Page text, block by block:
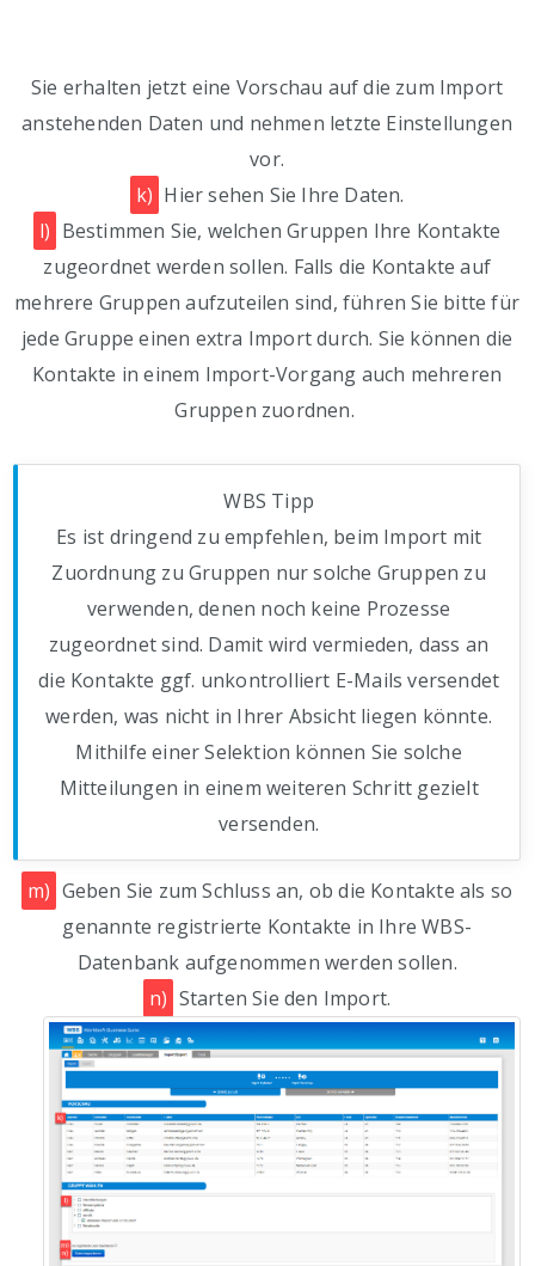
Sie erhalten jetzt eine Vorschau auf die zum Import
anstehenden Daten und nehmen letzte Einstellungen
vor.
k) Hier sehen Sie Ihre Daten.
l) Bestimmen Sie, welchen Gruppen Ihre Kontakte
zugeordnet werden sollen. Falls die Kontakte auf
mehrere Gruppen aufzuteilen sind, führen Sie bitte für
jede Gruppe einen extra Import durch. Sie können die
Kontakte in einem Import-Vorgang auch mehreren
Gruppen zuordnen.
WBS Tipp
Es ist dringend zu empfehlen, beim Import mit
Zuordnung zu Gruppen nur solche Gruppen zu
verwenden, denen noch keine Prozesse
zugeordnet sind. Damit wird vermieden, dass an
die Kontakte ggf. unkontrolliert E-Mails versendet
werden, was nicht in Ihrer Absicht liegen könnte.
Mithilfe einer Selektion können Sie solche
Mitteilungen in einem weiteren Schritt gezielt
versenden.
m) Geben Sie zum Schluss an, ob die Kontakte als so
genannte registrierte Kontakte in Ihre WBS-
Datenbank aufgenommen werden sollen.
n) Starten Sie den Import.